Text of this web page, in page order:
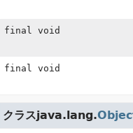
final void
final void
クラスjava.lang.